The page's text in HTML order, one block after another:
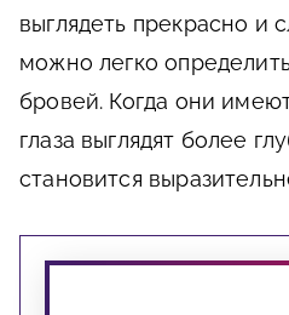
выглядеть прекрасно и
можно легко
бровей. Когда они
глаза выглядят более
становится